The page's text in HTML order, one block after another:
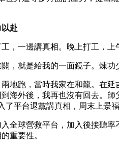
赴
，一邊講真相。晚上打工，
，就是給我的一面鏡子。煉功
地跑，當時我家在和龍。在
海外後，我再也沒有回去。
了平台退黨講真相，周末上景
全球營救平台，加入後接聽
重要性。